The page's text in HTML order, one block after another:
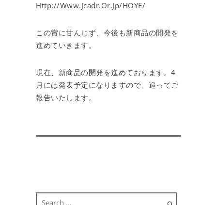
Http://www.jcadr.or.jp/HOYE/
この賞に甘んじず、今後も新商品の開発を
進めていきます。
現在、新商品の開発を進めております。4
月には発表予定になりますので、追ってご
報告いたします。